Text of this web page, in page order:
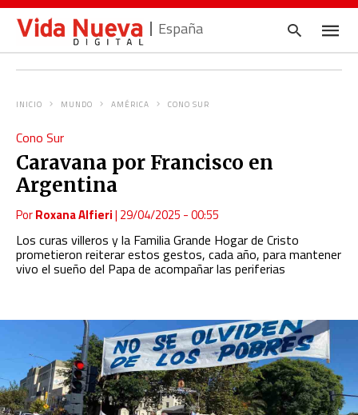
España
INICIO MUNDO AMÉRICA CONO SUR
Cono Sur
Caravana por Francisco en
Argentina
PorRoxana Alfieri| 29/04/2025 - 00:55
Los curas villeros y la Familia Grande Hogar de Cristo
prometieron reiterar estos gestos, cada año, para mantener
vivo el sueño del Papa de acompañar las periferias